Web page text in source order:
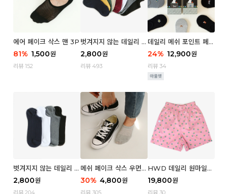
에어 페이크 삭스 맨 3P
81% 1,500원
리뷰 152
벗겨지지 않는 데일리 페
이크 삭스 (우먼)
2,800원
리뷰 493
데일리 메쉬 포인트 페이
크 삭스 우먼 4P
24% 12,900원
리뷰 34
벗겨지지 않는 데일리 페
이크 삭스 (맨)
2,800원
리뷰 204
메쉬 페이크 삭스 우먼 3
P
30% 4,800원
리뷰 305
HWD 데일리 원마일
쇼츠 - 04 Aroma (우
먼)
19,800원
리뷰 30